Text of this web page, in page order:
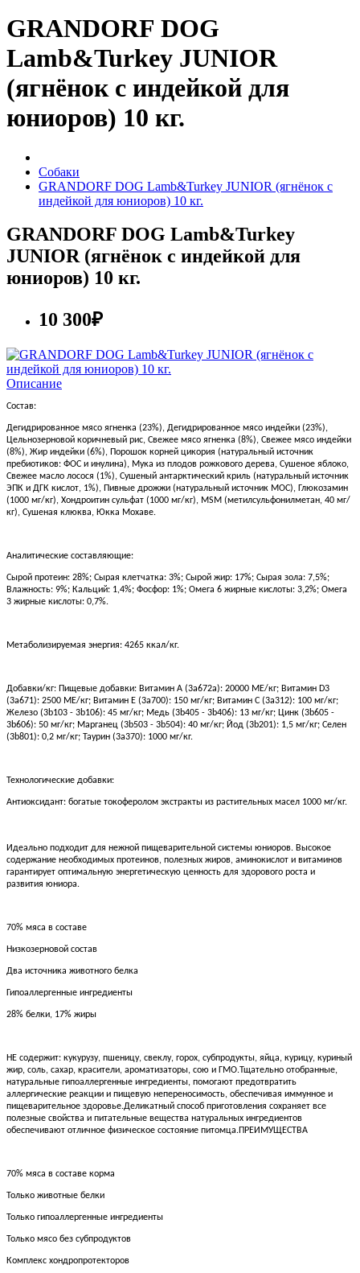
GRANDORF DOG
Lamb&Turkey JUNIOR
(ягнёнок с индейкой для
юниоров) 10 кг.
Собаки
GRANDORF DOG Lamb&Turkey JUNIOR (ягнёнок с
индейкой для юниоров) 10 кг.
GRANDORF DOG Lamb&Turkey
JUNIOR (ягнёнок с индейкой для
юниоров) 10 кг.
10 300₽
Описание
Состав:
Дегидрированное мясо ягненка (23%), Дегидрированное мясо индейки (23%),
Цельнозерновой коричневый рис, Свежее мясо ягненка (8%), Свежее мясо индейки
(8%), Жир индейки (6%), Порошок корней цикория (натуральный источник
пребиотиков: ФОС и инулина), Мука из плодов рожкового дерева, Сушеное яблоко,
Свежее масло лосося (1%), Сушеный антарктический криль (натуральный источник
ЭПК и ДГК кислот, 1%), Пивные дрожжи (натуральный источник МОС), Глюкозамин
(1000 мг/кг), Хондроитин сульфат (1000 мг/кг), MSM (метилсульфонилметан, 40 мг/
кг), Сушеная клюква, Юкка Мохаве.
Аналитические составляющие:
Сырой протеин: 28%; Сырая клетчатка: 3%; Сырой жир: 17%; Сырая зола: 7,5%;
Влажность: 9%; Кальций: 1,4%; Фосфор: 1%; Омега 6 жирные кислоты: 3,2%; Омега
3 жирные кислоты: 0,7%.
Метаболизируемая энергия: 4265 ккал/кг.
Добавки/кг: Пищевые добавки: Витамин A (3a672a): 20000 МЕ/кг; Витамин D3
(3a671): 2500 МЕ/кг; Витамин E (3a700): 150 мг/кг; Витамин C (3a312): 100 мг/кг;
Железо (3b103 - 3b106): 45 мг/кг; Медь (3b405 - 3b406): 13 мг/кг; Цинк (3b605 -
3b606): 50 мг/кг; Марганец (3b503 - 3b504): 40 мг/кг; Йод (3b201): 1,5 мг/кг; Селен
(3b801): 0,2 мг/кг; Таурин (3a370): 1000 мг/кг.
Технологические добавки:
Антиоксидант: богатые токоферолом экстракты из растительных масел 1000 мг/кг.
Идеально подходит для нежной пищеварительной системы юниоров. Высокое
содержание необходимых протеинов, полезных жиров, аминокислот и витаминов
гарантирует оптимальную энергетическую ценность для здорового роста и
развития юниора.
70% мяса в составе
Низкозерновой состав
Два источника животного белка
Гипоаллергенные ингредиенты
28% белки, 17% жиры
НЕ содержит: кукурузу, пшеницу, свеклу, горох, субпродукты, яйца, курицу, куриный
жир, соль, сахар, красители, ароматизаторы, сою и ГМО.Тщательно отобранные,
натуральные гипоаллергенные ингредиенты, помогают предотвратить
аллергические реакции и пищевую непереносимость, обеспечивая иммунное и
пищеварительное здоровье.Деликатный способ приготовления сохраняет все
полезные свойства и питательные вещества натуральных ингредиентов
обеспечивают отличное физическое состояние питомца.ПРЕИМУЩЕСТВА
70% мяса в составе корма
Только животные белки
Только гипоаллергенные ингредиенты
Только мясо без субпродуктов
Комплекс хондропротекторов